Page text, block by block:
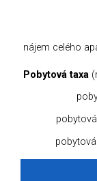
nájem celého
Pobytová taxa